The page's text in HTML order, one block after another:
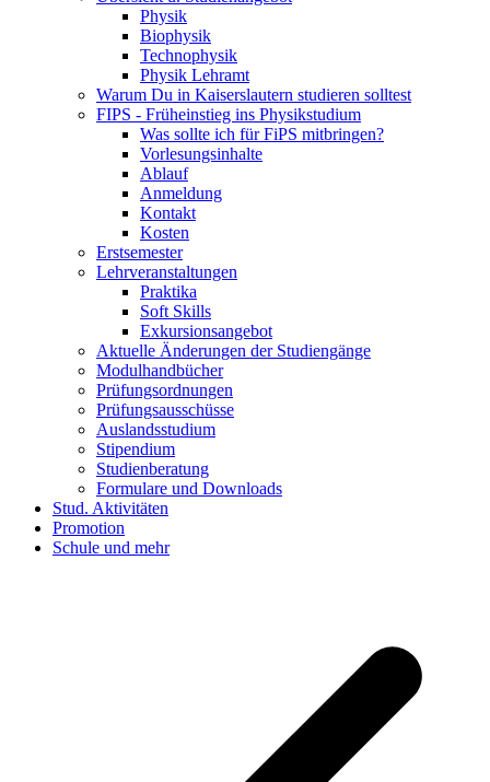
Physik
Biophysik
Technophysik
Physik Lehramt
Warum Du in Kaiserslautern studieren solltest
FIPS - Früheinstieg ins Physikstudium
Was sollte ich für FiPS mitbringen?
Vorlesungsinhalte
Ablauf
Anmeldung
Kontakt
Kosten
Erstsemester
Lehrveranstaltungen
Praktika
Soft Skills
Exkursionsangebot
Aktuelle Änderungen der Studiengänge
Modulhandbücher
Prüfungsordnungen
Prüfungsausschüsse
Auslandsstudium
Stipendium
Studienberatung
Formulare und Downloads
Stud. Aktivitäten
Promotion
Schule und mehr